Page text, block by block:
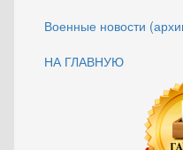
Военные новости
НА ГЛАВНУЮ